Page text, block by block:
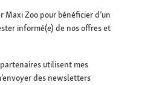
Zoo pour bénéficier d’un
informé(e) de nos offres et
partenaires utilisent mes
des newsletters